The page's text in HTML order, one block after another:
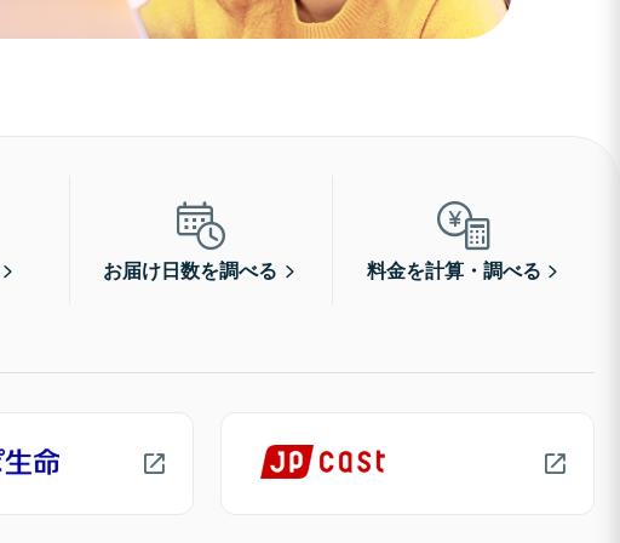
お届け日数を調べる 料金を計算・調べる